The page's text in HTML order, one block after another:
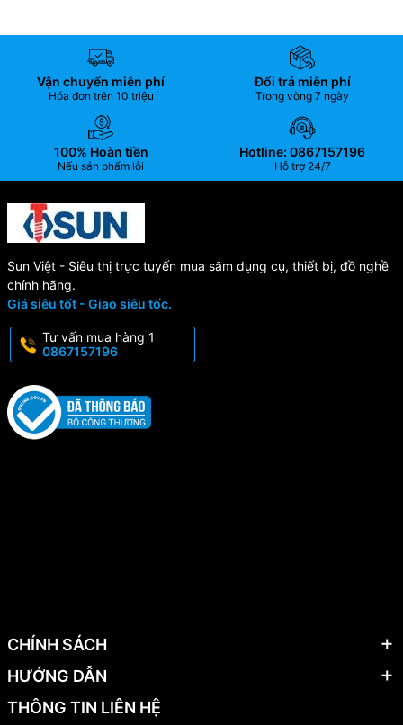
Vận chuyển miễn phí
Hóa đơn trên 10 triệu
Đổi trả miễn phí
Trong vòng 7 ngày
100% Hoàn tiền
Nếu sản phẩm lỗi
Hotline: 0867157196
Hỗ trợ 24/7
Sun Việt - Siêu thị trực tuyến mua sắm dụng cụ, thiết bị, đồ nghề
chính hãng.
Giá siêu tốt - Giao siêu tốc.
Tư vấn mua hàng 1
0867157196
CHÍNH SÁCH
HƯỚNG DẪN
THÔNG TIN LIÊN HỆ